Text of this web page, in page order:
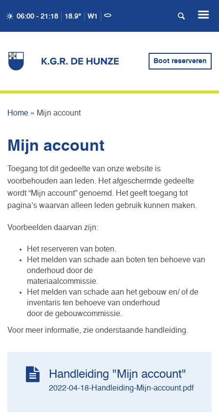
06:00 - 21:18 18.9° W1
Boot reserveren
Home » Mijn account
Mijn account
Toegang tot dit gedeelte van onze website is
voorbehouden aan leden. Het afgeschermde gedeelte
wordt “Mijn account” genoemd. Het geeft toegang tot
pagina’s waarvan alleen leden gebruik kunnen maken.
Voorbeelden daarvan zijn:
Het reserveren van boten.
Het melden van schade aan boten ten behoeve van
onderhoud door de
materiaalcommissie.
Het melden van schade aan het gebouw en/ of de
inventaris ten behoeve van onderhoud
door de gebouwcommissie.
Voor meer informatie, zie onderstaande handleiding.
Handleiding "Mijn account"
2022-04-18-Handleiding-Mijn-account.pdf